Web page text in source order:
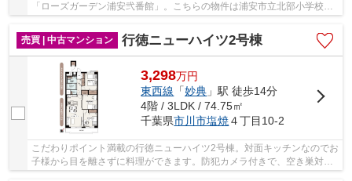
「ローズガーデン浦安弐番館」。こちらの物件は浦安市立北部小学校が
売買 | 中古マンション
行徳ニューハイツ2号棟
3,298万円
東西線 「妙典 」駅 徒歩14分
4階 / 3LDK / 74.75㎡
千葉県市川市塩焼４丁目10-2
こだわりポイント満載の行徳ニューハイツ2号棟。対面キッチンなのでお
子様から目を離さずに料理ができます。防犯カメラ付きで、空き巣対策